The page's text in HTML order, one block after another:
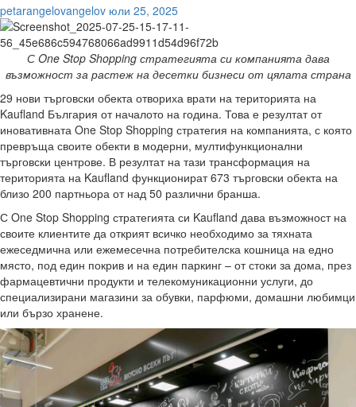
petarangelovangelov юли 25, 2025
С One Stop Shopping стратегията си компанията дава
възможност за растеж на десетки бизнеси от цялата страна
29 нови търговски обекта отвориха врати на територията на
Kaufland България от началото на година. Това е резултат от
иновативната One Stop Shopping стратегия на компанията, с която
превръща своите обекти в модерни, мултифункционални
търговски центрове. В резултат на тази трансформация на
територията на Kaufland функционират 673 търговски обекта на
близо 200 партньора от над 50 различни бранша.
С One Stop Shopping стратегията си Kaufland дава възможност на
своите клиентите да открият всичко необходимо за тяхната
ежеседмична или ежемесечна потребителска кошница на едно
място, под един покрив и на един паркинг – от стоки за дома, през
фармацевтични продукти и телекомуникационни услуги, до
специализирани магазини за обувки, парфюми, домашни любимци
или бързо хранене.